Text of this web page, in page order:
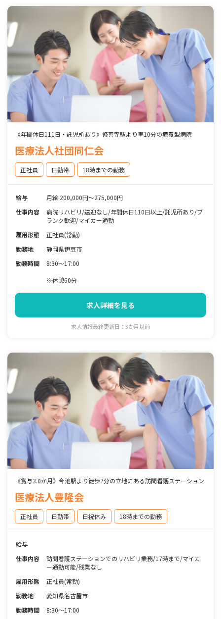
《年間休日111日・託児所あり》修善寺駅より車10分の療養型病院
医療法人社団同仁会
正社員 日勤帯 18時までの勤務
給与
月給 200,000円～275,000円
仕事内容
病院リハビリ/送迎なし/年間休日110日以上/託児所あり/ブ
ランク歓迎/マイカー通勤
雇用形態
正社員(常勤)
勤務地
静岡県伊豆市
勤務時間
8:30～17:00
※休憩60分
求人詳細を見る
求人情報最終更新日：3か月以前
《賞与3.0か月》今池駅より徒歩7分の立地にある訪問看護ステーション
医療法人豊隆会
正社員 日勤帯 日祝休み 18時までの勤務
給与
仕事内容
訪問看護ステーションでのリハビリ業務/17時まで/マイカ
ー通勤可能/残業なし
雇用形態
正社員(常勤)
勤務地
愛知県名古屋市
勤務時間
8:30～17:00